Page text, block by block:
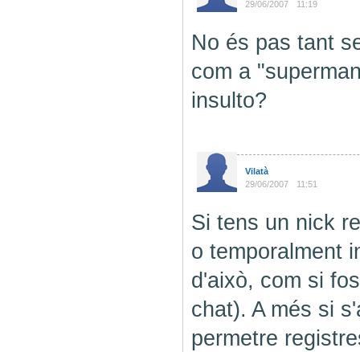
29/06/2007 11:19
No és pas tant
com a
insulto?
Vilatà
29/06/2007
11:51
Si tens un nick
o temporalment
d'això, com si
chat). A més si
permetre